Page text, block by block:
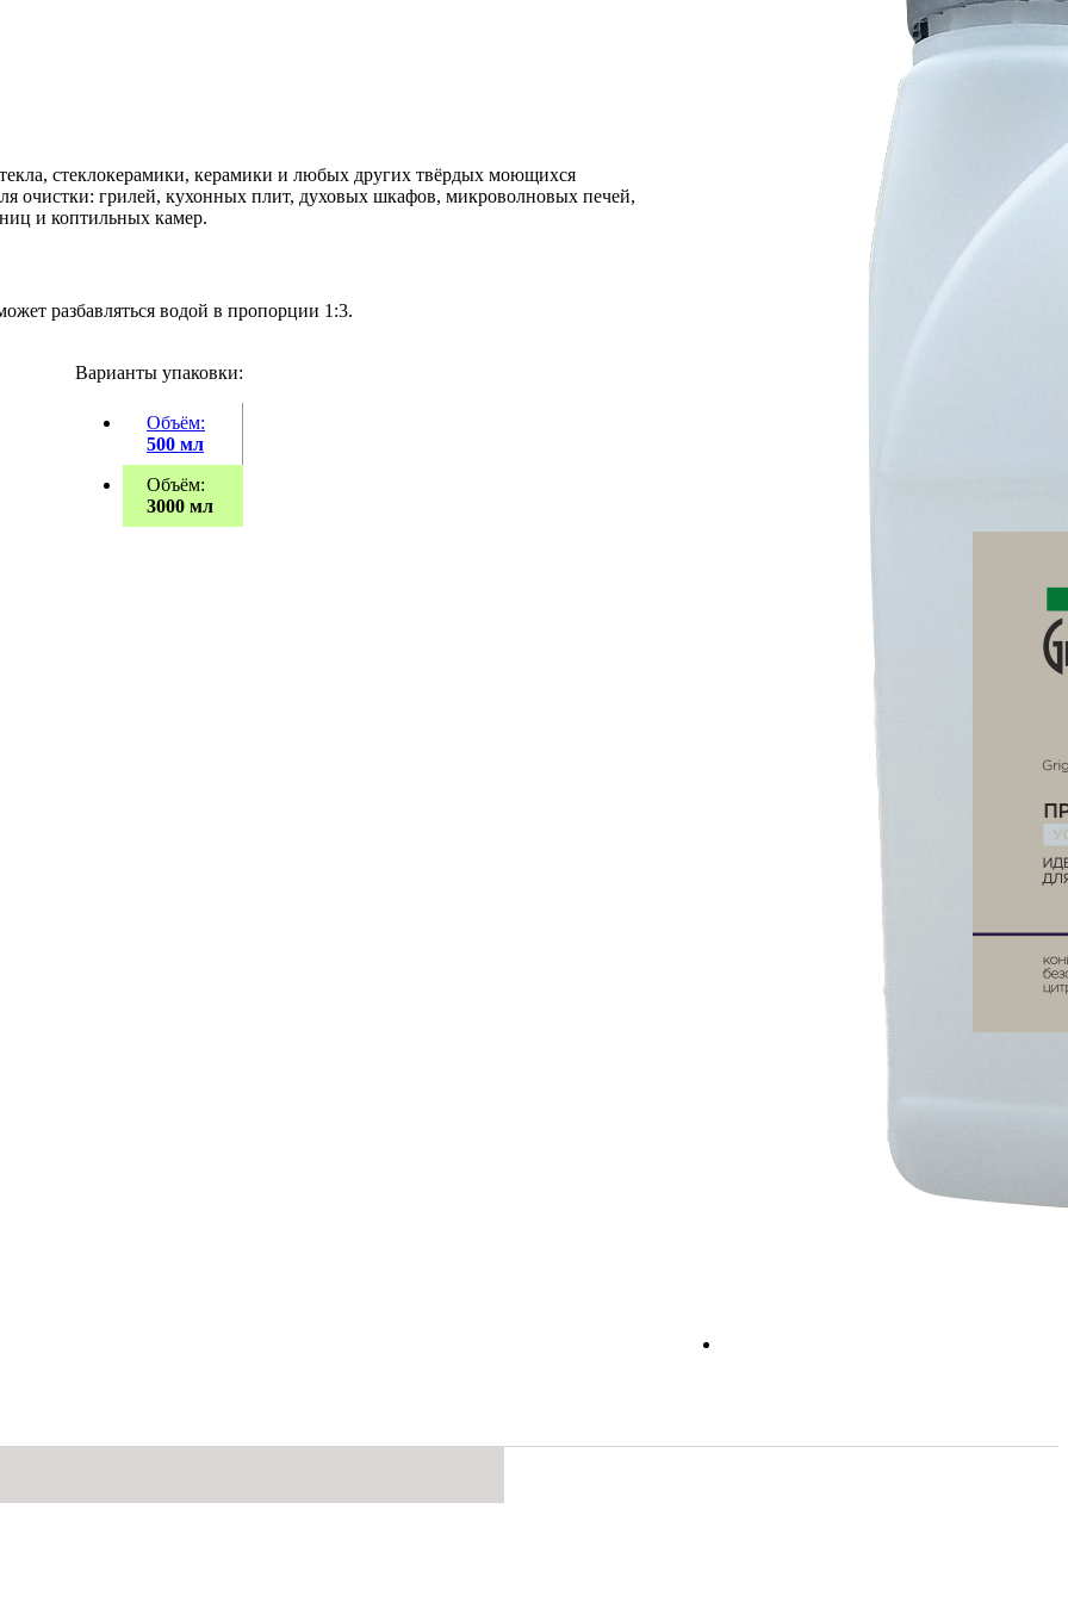
стеклокерамики, керамики и любых других твёрдых моющихся
очистки: грилей, кухонных плит, духовых шкафов, микроволновых печей,
и коптильных камер.
разбавляться водой в пропорции 1:3.
Варианты упаковки:
Объём:
500 мл
Объём:
3000 мл